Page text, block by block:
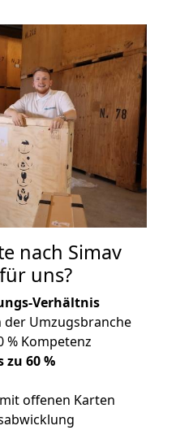
nach Simav
uns?
Verhältnis
der Umzugsbranche
% Kompetenz
zu 60 %
offenen Karten